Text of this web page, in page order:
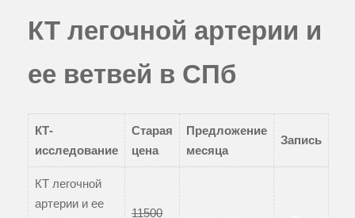
КТ легочной артерии и
ее ветвей в СПб
КТ-
исследование
Старая
цена
Предложение
месяца
Запись
КТ легочной
артерии и ее
11500